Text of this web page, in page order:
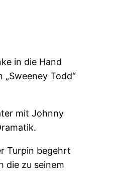
in die Hand
Todd“
mit Johnny
Turpin begehrt
die zu seinem